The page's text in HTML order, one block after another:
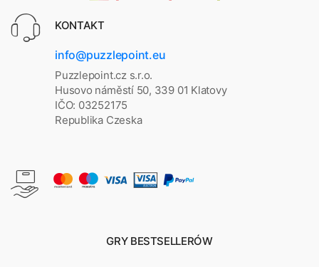
KONTAKT
info@puzzlepoint.eu
Puzzlepoint.cz s.r.o.
Husovo náměstí 50, 339 01 Klatovy
IČO: 03252175
Republika Czeska
GRY BESTSELLERÓW